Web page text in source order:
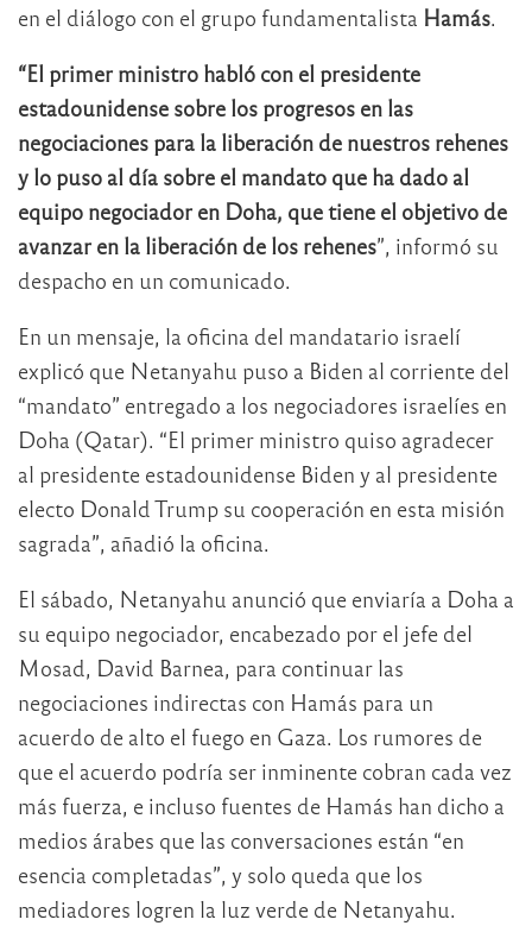
en el diálogo con el grupo fundamentalista Hamás.
“El primer ministro habló con el presidente
estadounidense sobre los progresos en las
negociaciones para la liberación de nuestros rehenes
y lo puso al día sobre el mandato que ha dado al
equipo negociador en Doha, que tiene el objetivo de
avanzar en la liberación de los rehenes”, informó su
despacho en un comunicado.
En un mensaje, la oficina del mandatario israelí
explicó que Netanyahu puso a Biden al corriente del
“mandato” entregado a los negociadores israelíes en
Doha (Qatar). “El primer ministro quiso agradecer
al presidente estadounidense Biden y al presidente
electo Donald Trump su cooperación en esta misión
sagrada”, añadió la oficina.
El sábado, Netanyahu anunció que enviaría a Doha a
su equipo negociador, encabezado por el jefe del
Mosad, David Barnea, para continuar las
negociaciones indirectas con Hamás para un
acuerdo de alto el fuego en Gaza. Los rumores de
que el acuerdo podría ser inminente cobran cada vez
más fuerza, e incluso fuentes de Hamás han dicho a
medios árabes que las conversaciones están “en
esencia completadas”, y solo queda que los
mediadores logren la luz verde de Netanyahu.